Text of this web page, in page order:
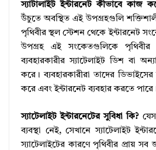
স্যাটালাইট ইন্টারনেট কীভাবে কাজ
উঁচুতে অবস্থিত এই উপগ্রহগুলি
পৃথিবীর স্থল স্টেশন থেকে ইন্টারনেট
উপগ্রহ এই সংকেতগুলিকে পৃথিবীর
ব্যবহারকারীর স্যাটেলাইট ডিশ বা
করে। ব্যবহারকারীরা তাদের
করে এবং ইন্টারনেট ব্যবহার করতে
স্যাটেলাইট ইন্টারনেটের সুবিধা কি?
ব্যবস্থা নেই, সেখানে স্যাটেলাইট
স্যাটেলাইটের কারণে পৃথিবীর প্রায় সব